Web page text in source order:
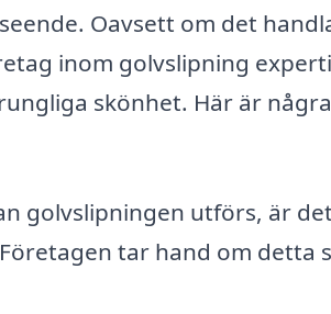
Oavsett om det
inom golvslipning
skönhet. Här är
golvslipningen utförs, är
tar hand om detta